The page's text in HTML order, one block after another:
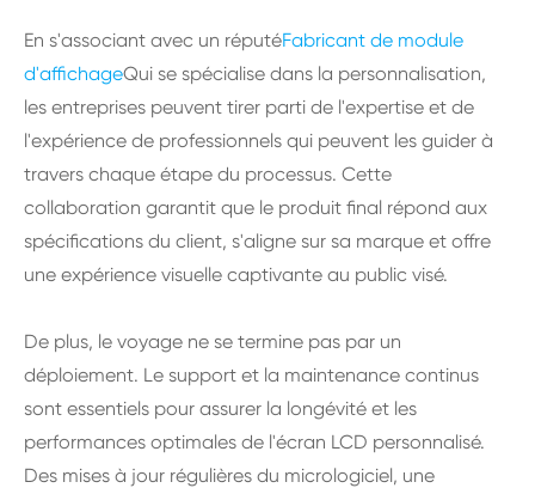
En s'associant avec un réputéFabricant de module
d'affichageQui se spécialise dans la personnalisation,
les entreprises peuvent tirer parti de l'expertise et de
l'expérience de professionnels qui peuvent les guider à
travers chaque étape du processus. Cette
collaboration garantit que le produit final répond aux
spécifications du client, s'aligne sur sa marque et offre
une expérience visuelle captivante au public visé.
De plus, le voyage ne se termine pas par un
déploiement. Le support et la maintenance continus
sont essentiels pour assurer la longévité et les
performances optimales de l'écran LCD personnalisé.
Des mises à jour régulières du micrologiciel, une